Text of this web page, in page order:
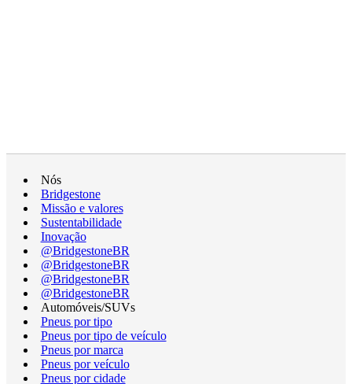
Nós
Bridgestone
Missão e valores
Sustentabilidade
Inovação
@BridgestoneBR
@BridgestoneBR
@BridgestoneBR
@BridgestoneBR
Automóveis/SUVs
Pneus por tipo
Pneus por tipo de veículo
Pneus por marca
Pneus por veículo
Pneus por cidade